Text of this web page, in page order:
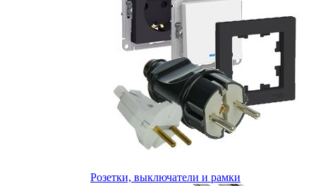
Розетки, выключатели и рамки